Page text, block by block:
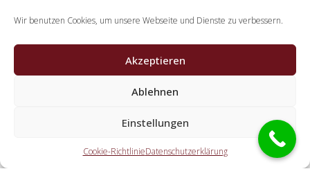
Wir benutzen Cookies, um unsere Webseite und Dienste zu verbessern.
Akzeptieren
Ablehnen
Einstellungen
Cookie-RichtlinieDatenschutzerklärung
Schlüsseldienst Spezialisten?
Die Kooperationspartner übernehmen alle Aufgaben, die